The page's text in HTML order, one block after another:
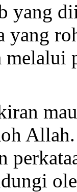
yang
yang